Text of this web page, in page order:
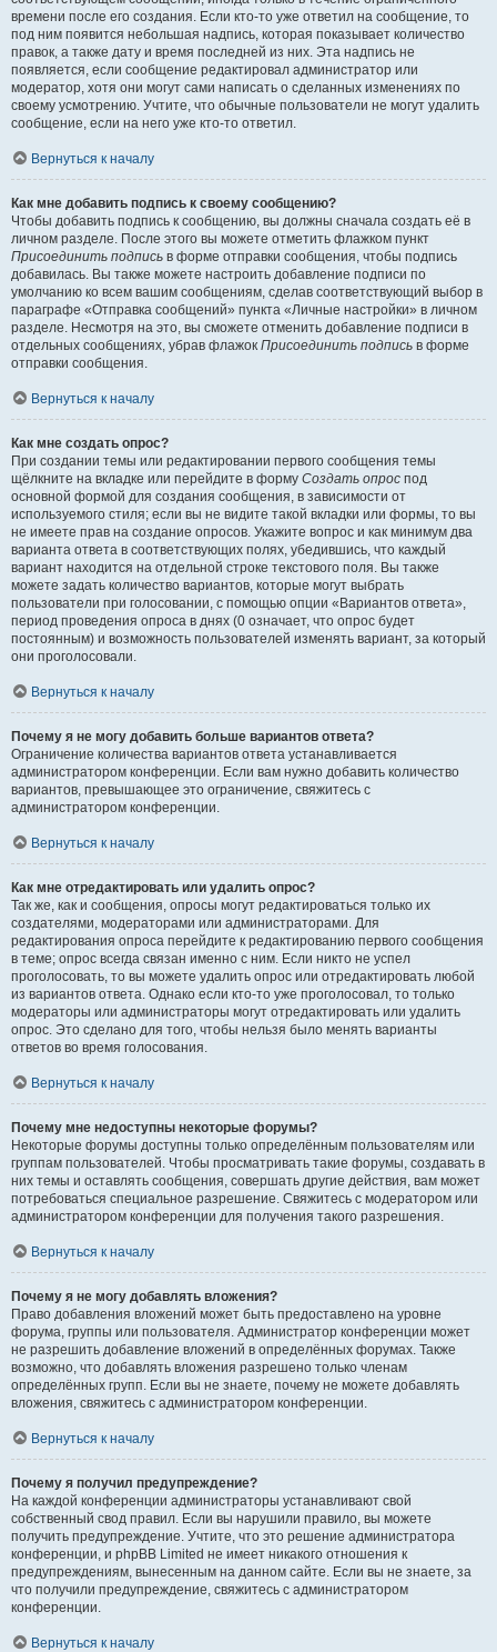
времени после его создания. Если кто-то уже ответил на сообщение, то
под ним появится небольшая надпись, которая показывает количество
правок, а также дату и время последней из них. Эта надпись не
появляется, если сообщение редактировал администратор или
модератор, хотя они могут сами написать о сделанных изменениях по
своему усмотрению. Учтите, что обычные пользователи не могут удалить
сообщение, если на него уже кто-то ответил.
Вернуться к началу
Как мне добавить подпись к своему сообщению?
Чтобы добавить подпись к сообщению, вы должны сначала создать её в
личном разделе. После этого вы можете отметить флажком пункт
Присоединить подпись в форме отправки сообщения, чтобы подпись
добавилась. Вы также можете настроить добавление подписи по
умолчанию ко всем вашим сообщениям, сделав соответствующий выбор в
параграфе «Отправка сообщений» пункта «Личные настройки» в личном
разделе. Несмотря на это, вы сможете отменить добавление подписи в
отдельных сообщениях, убрав флажок Присоединить подпись в форме
отправки сообщения.
Вернуться к началу
Как мне создать опрос?
При создании темы или редактировании первого сообщения темы
щёлкните на вкладке или перейдите в форму Создать опрос под
основной формой для создания сообщения, в зависимости от
используемого стиля; если вы не видите такой вкладки или формы, то вы
не имеете прав на создание опросов. Укажите вопрос и как минимум два
варианта ответа в соответствующих полях, убедившись, что каждый
вариант находится на отдельной строке текстового поля. Вы также
можете задать количество вариантов, которые могут выбрать
пользователи при голосовании, с помощью опции «Вариантов ответа»,
период проведения опроса в днях (0 означает, что опрос будет
постоянным) и возможность пользователей изменять вариант, за который
они проголосовали.
Вернуться к началу
Почему я не могу добавить больше вариантов ответа?
Ограничение количества вариантов ответа устанавливается
администратором конференции. Если вам нужно добавить количество
вариантов, превышающее это ограничение, свяжитесь с
администратором конференции.
Вернуться к началу
Как мне отредактировать или удалить опрос?
Так же, как и сообщения, опросы могут редактироваться только их
создателями, модераторами или администраторами. Для
редактирования опроса перейдите к редактированию первого сообщения
в теме; опрос всегда связан именно с ним. Если никто не успел
проголосовать, то вы можете удалить опрос или отредактировать любой
из вариантов ответа. Однако если кто-то уже проголосовал, то только
модераторы или администраторы могут отредактировать или удалить
опрос. Это сделано для того, чтобы нельзя было менять варианты
ответов во время голосования.
Вернуться к началу
Почему мне недоступны некоторые форумы?
Некоторые форумы доступны только определённым пользователям или
группам пользователей. Чтобы просматривать такие форумы, создавать в
них темы и оставлять сообщения, совершать другие действия, вам может
потребоваться специальное разрешение. Свяжитесь с модератором или
администратором конференции для получения такого разрешения.
Вернуться к началу
Почему я не могу добавлять вложения?
Право добавления вложений может быть предоставлено на уровне
форума, группы или пользователя. Администратор конференции может
не разрешить добавление вложений в определённых форумах. Также
возможно, что добавлять вложения разрешено только членам
определённых групп. Если вы не знаете, почему не можете добавлять
вложения, свяжитесь с администратором конференции.
Вернуться к началу
Почему я получил предупреждение?
На каждой конференции администраторы устанавливают свой
собственный свод правил. Если вы нарушили правило, вы можете
получить предупреждение. Учтите, что это решение администратора
конференции, и phpBB Limited не имеет никакого отношения к
предупреждениям, вынесенным на данном сайте. Если вы не знаете, за
что получили предупреждение, свяжитесь с администратором
конференции.
Вернуться к началу